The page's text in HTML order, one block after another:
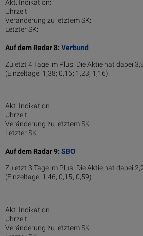
Akt. Indikation:
Uhrzeit:
Veränderung zu letztem SK:
Letzter SK:
Auf dem Radar 8: Verbund
Zuletzt 4 Tage im Plus. Die Aktie hat dabei
(Einzeltage: 1,38; 0,16; 1,23; 1,16).
Akt. Indikation:
Uhrzeit:
Veränderung zu letztem SK:
Letzter SK:
Auf dem Radar 9: SBO
Zuletzt 3 Tage im Plus. Die Aktie hat dabei
(Einzeltage: 1,46; 0,15; 0,59).
Akt. Indikation:
Uhrzeit:
Veränderung zu letztem SK: